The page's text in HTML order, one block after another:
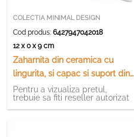
COLECTIA MINIMAL DESIGN
Cod produs:6427947042018
12 x 0 x 9 cm
Zaharnita din ceramica cu
lingurita, si capac si suport din
bambus
Pentru a vizualiza pretul,
trebuie sa fiti reseller autorizat